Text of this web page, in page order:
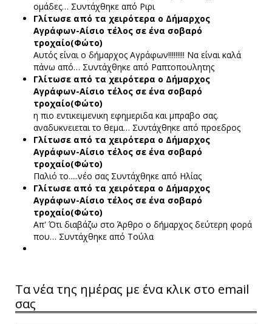
ομάδες… Συντάχθηκε από Ριρι
Γλίτωσε από τα χειρότερα ο Δήμαρχος
Αγράφων-Αίσιο τέλος σε ένα σοβαρό
τροχαίο(Φώτο)
Αυτός είναι ο δήμαρχος Αγράφων!!!!!!!!! Να είναι καλά
πάνω από… Συντάχθηκε από Ραπτοπουλητης
Γλίτωσε από τα χειρότερα ο Δήμαρχος
Αγράφων-Αίσιο τέλος σε ένα σοβαρό
τροχαίο(Φώτο)
η πιο εντικειμενικη εφημεριδα και μπραβο σας.
αναδυκνειεται το θεμα… Συντάχθηκε από προεδρος
Γλίτωσε από τα χειρότερα ο Δήμαρχος
Αγράφων-Αίσιο τέλος σε ένα σοβαρό
τροχαίο(Φώτο)
Παλιό το.....νέο σας Συντάχθηκε από Ηλίας
Γλίτωσε από τα χειρότερα ο Δήμαρχος
Αγράφων-Αίσιο τέλος σε ένα σοβαρό
τροχαίο(Φώτο)
Απ' Ότι διαβάζω στο Άρθρο ο δήμαρχος δεύτερη φορά
που… Συντάχθηκε από Τούλα
Τα νέα της ημέρας με ένα κλικ στο email
σας